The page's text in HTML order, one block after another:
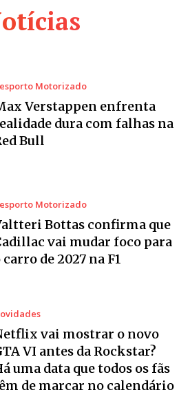
Motorizado
Verstappen enfrenta
dura com falhas na
Bull
Motorizado
Bottas confirma que
vai mudar foco para
carro de 2027 na F1
vai mostrar o novo
VI antes da Rockstar?
uma data que todos os fãs
de marcar no calendário